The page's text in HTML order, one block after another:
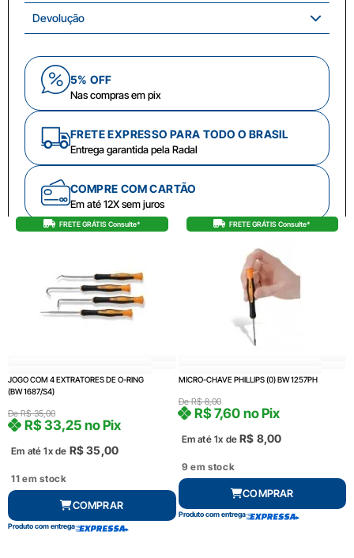
Devolução
5% OFF
Nas compras em pix
FRETE EXPRESSO PARA TODO O BRASIL
Entrega garantida pela Radal
COMPRE COM CARTÃO
Em até 12X sem juros
FRETE GRÁTIS Consulte*
JOGO COM 4 EXTRATORES DE O-RING
(BW 1687/S4)
DeR$35,00
Em até 1x de R$35,00
R$33,25 no Pix
11 em stock
COMPRAR
Produto com entrega
FRETE GRÁTIS Consulte*
MICRO-CHAVE PHILLIPS (0) BW 1257PH
DeR$8,00
Em até 1x deR$ 8,00
R$7,60 no Pix
9 em stock
COMPRAR
Produto com entrega